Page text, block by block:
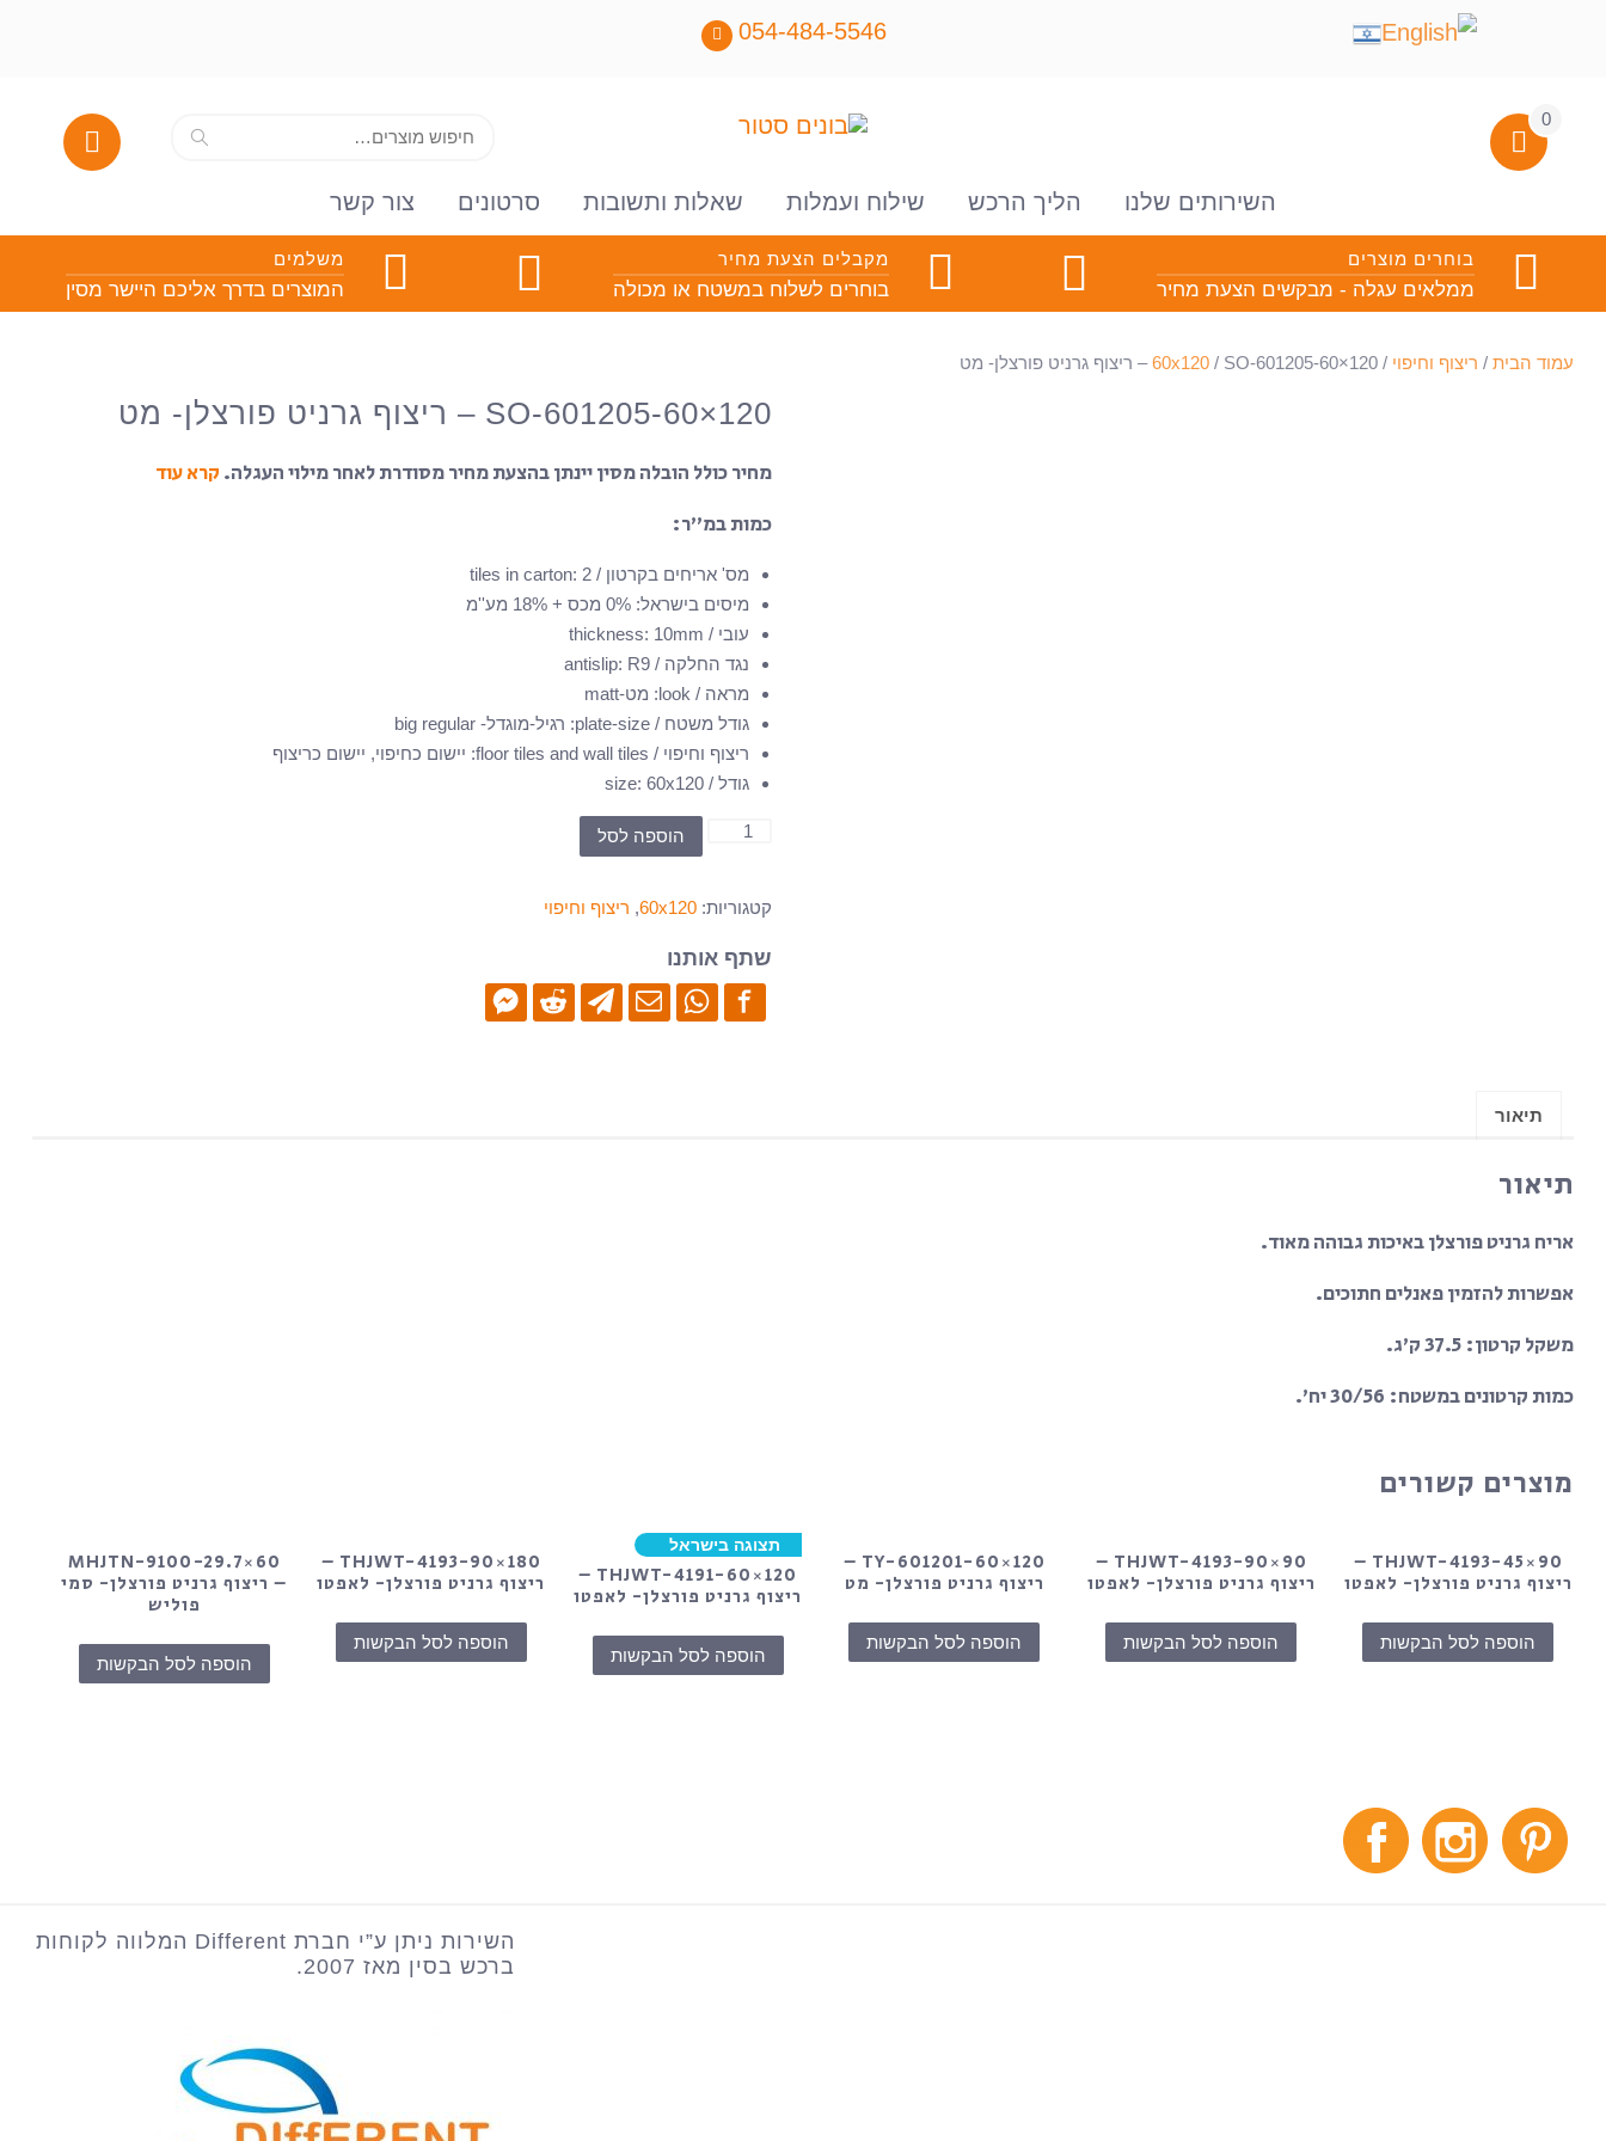
054-484-5546
חיפוש
חיפוש
0
השירותים שלנו הליך הרכש שילוח ועמלות שאלות ותשובות סרטונים צור קשר
בוחרים מוצרים
ממלאים עגלה - מבקשים הצעת מחיר
מקבלים הצעת מחיר
בוחרים לשלוח במשטח או מכולה
משלמים
המוצרים בדרך אליכם היישר מסין
עמוד הבית/ ריצוף וחיפוי /
60x120 / SO-601205-60×120 – ריצוף גרניט פורצלן- מט
SO-601205-60×120 – ריצוף גרניט פורצלן- מט
מחיר כולל הובלה מסין יינתן בהצעת מחיר מסודרת לאחר מילוי העגלה. קרא עוד
כמות במ”ר:
מס' אריחים בקרטון / tiles in carton : 2
מיסים בישראל: 0% מכס + 18% מע''מ
עובי / thickness
: 10mm
נגד החלקה / antislip
: R9
מראה / look
: מט-matt
גודל משטח / plate-size
: רגיל-מוגדל- big regular
ריצוף וחיפוי / floor tiles and wall tiles
: יישום כחיפוי, יישום כריצוף
גודל / size
:60x120
כמות
601205-
60x120
ריצוף
הוספה לסל
קטגוריות: 60x120
, ריצוף וחיפוי
שתף אותנו
תיאור
תיאור
אריח גרניט פורצלן באיכות גבוהה מאוד.
אפשרות להזמין פאנלים חתוכים.
משקל קרטון: 37.5 ק’ג.
כמות קרטונים במשטח: 30/56 יח’.
מוצרים קשורים
THJWT-4193-45×90 –
ריצוף גרניט פורצלן- לאפטו
הוספה לסל הבקשות
THJWT-4193-90×90 –
ריצוף גרניט פורצלן- לאפטו
הוספה לסל הבקשות
TY-601201-60×120 –
ריצוף גרניט פורצלן- מט
הוספה לסל הבקשות
תצוגה בישראל
THJWT-4191-60×120 –
ריצוף גרניט פורצלן- לאפטו
הוספה לסל הבקשות
THJWT-4193-90×180 –
ריצוף גרניט פורצלן- לאפטו
הוספה לסל הבקשות
MHJTN-9100-29.7×60
– ריצוף גרניט פורצלן- סמי
פוליש
הוספה לסל הבקשות
השירות ניתן ע”י חברת Different המלווה לקוחות
ברכש בסין מאז 2007.